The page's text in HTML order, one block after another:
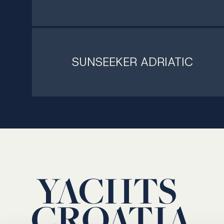
SUNSEEKER ADRIATIC